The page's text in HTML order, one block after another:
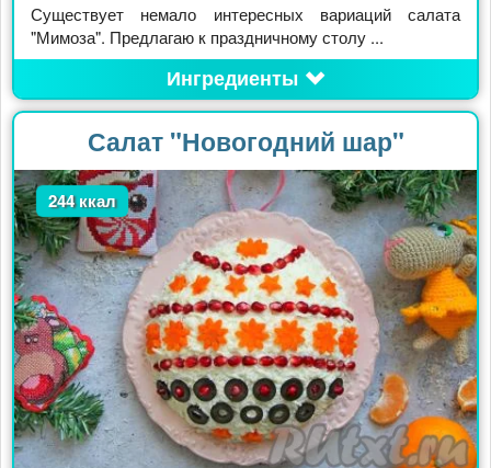
Существует немало интересных вариаций салата
"Мимоза". Предлагаю к праздничному столу ...
Ингредиенты
Салат "Новогодний шар"
244 ккал